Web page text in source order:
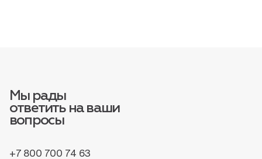
Мы рады
ответить на ваши
вопросы
+7 800 700 74 63